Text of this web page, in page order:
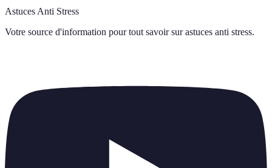
Astuces Anti Stress
Votre source d'information pour tout savoir sur astuces anti stress.